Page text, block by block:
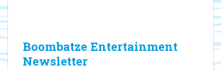
Boombatze Entertainment
Newsletter